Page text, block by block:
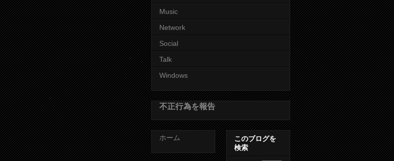
Music
Network
Social
Talk
Windows
不正行為を報告
ホーム
このブログを
検索